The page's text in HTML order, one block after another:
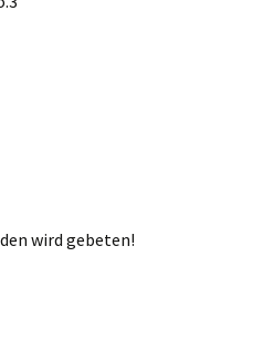
wird gebeten!